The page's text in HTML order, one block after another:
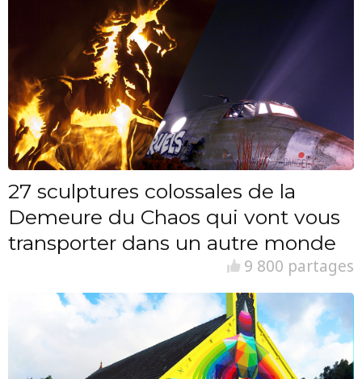
27 sculptures colossales de la
Demeure du Chaos qui vont vous
transporter dans un autre monde
9 800 partages